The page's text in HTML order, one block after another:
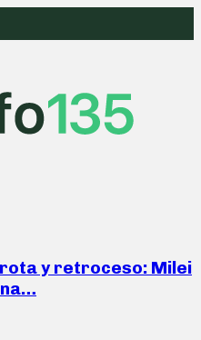
y retroceso: Milei